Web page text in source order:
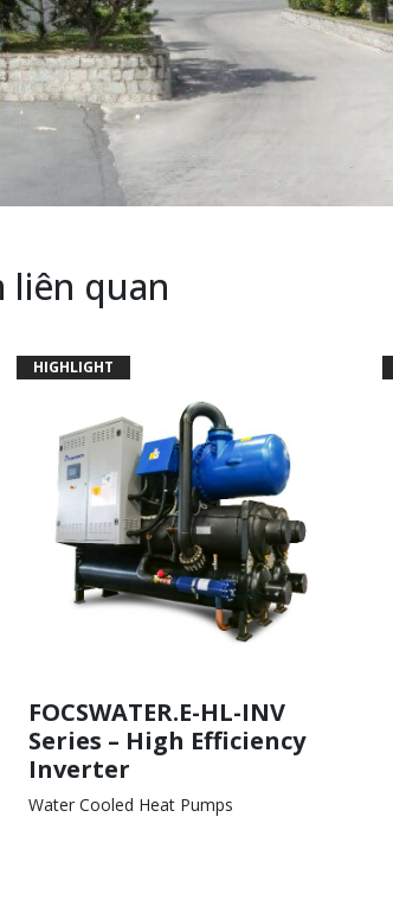
liên quan
HIGHLIGHT
FOCSWATER.E-HL-INV
Series – High Efficiency
Inverter
Water Cooled Heat Pumps